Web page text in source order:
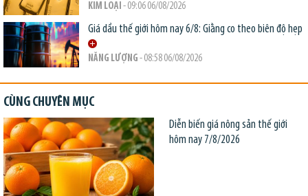
KIM LOẠI - 09:06 06/08/2026
Giá dầu thế giới hôm nay 6/8: Giằng co theo biên độ hẹp
NĂNG LƯỢNG - 08:58 06/08/2026
CÙNG CHUYÊN MỤC
Diễn biến giá nông sản thế giới
hôm nay 7/8/2026